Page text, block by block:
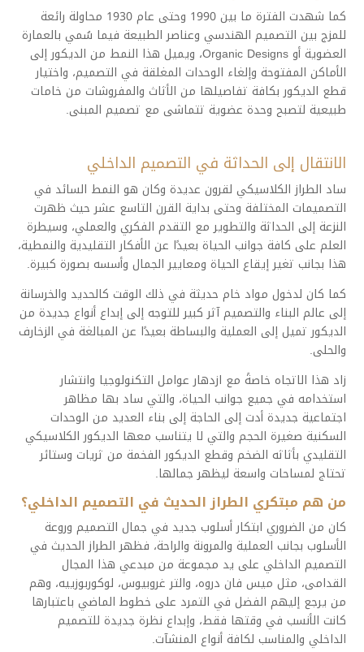
كما شهدت الفترة ما بين 1990 وحتى عام 1930 محاولة رائعة
للمزج بين التصميم الهندسي وعناصر الطبيعة فيما سُمي بالعمارة
العضوية أو Organic Designs، ويميل هذا النمط من الديكور إلى
الأماكن المفتوحة وإلغاء الوحدات المغلقة في التصميم، واختيار
قطع الديكور بكافة تفاصيلها من الأثاث والمفروشات من خامات
طبيعية لتصبح وحدة عضوية تتماشى مع تصميم المبنى.
الانتقال إلى الحداثة في التصميم الداخلي
ساد الطراز الكلاسيكي لقرون عديدة وكان هو النمط السائد في
التصميمات المختلفة وحتى بداية القرن التاسع عشر حيث ظهرت
النزعة إلى الحداثة والتطوير مع التقدم الفكري والعملي، وسيطرة
العلم على كافة جوانب الحياة بعيدًا عن الأفكار التقليدية والنمطية،
هذا بجانب تغير إيقاع الحياة ومعايير الجمال وأسسه بصورة كبيرة.
كما كان لدخول مواد خام حديثة في ذلك الوقت كالحديد والخرسانة
إلى عالم البناء والتصميم آثر كبير للتوجه إلى إبداع أنواع جديدة من
الديكور تميل إلى العملية والبساطة بعيدًا عن المبالغة في الزخارف
والحلى.
زاد هذا الاتجاه خاصةً مع ازدهار عوامل التكنولوجيا وانتشار
استخدامه في جميع جوانب الحياة، والتي ساد بها مظاهر
اجتماعية جديدة أدت إلى الحاجة إلى بناء العديد من الوحدات
السكنية صغيرة الحجم والتي لا يتناسب معها الديكور الكلاسيكي
التقليدي بأثاثه الضخم وقطع الديكور الفخمة من ثريات وستائر
تحتاج لمساحات واسعة ليظهر جمالها.
من هم مبتكري الطراز الحديث في التصميم الداخلي؟
كان من الضروري ابتكار أسلوب جديد في جمال التصميم وروعة
الأسلوب بجانب العملية والمرونة والراحة، فظهر الطراز الحديث في
التصميم الداخلي على يد مجموعة من مبدعي هذا المجال
القدامى، مثل ميس فان دروه، والتر غروبيوس، لوكوربوزييه، وهم
من يرجع إليهم الفضل في التمرد على خطوط الماضي باعتبارها
كانت الأنسب في وقتها فقط، وإبداع نظرة جديدة للتصميم
الداخلي والمناسب لكافة أنواع المنشآت.